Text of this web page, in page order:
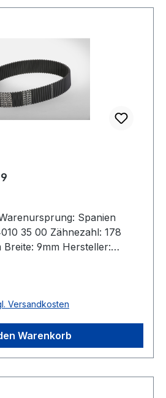
Spanien
35 00 Zähnezahl: 178
9mm Hersteller:
Versandkosten
Warenkorb